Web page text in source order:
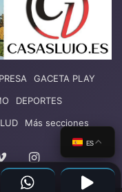
GACETA PLAY
DEPORTES
Más secciones
VimeoInstagram
ES